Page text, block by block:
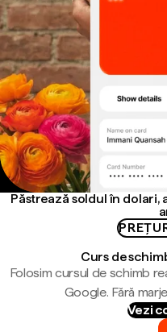
Păstrează soldul în dolari,
Curs de
Folosim cursul de schimb
Google. Fără
Vezi